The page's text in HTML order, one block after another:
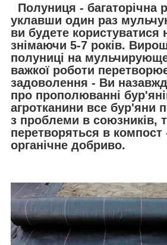
Полуниця - багаторічна
уклавши один раз
ви будете користуватися
знімаючи 5-7 років.
полуниці на
важкої роботи
задоволення - Ви
про прополюванні
агротканини все бур'яни
з проблеми в союзників,
перетворяться в компост
органічне добриво.